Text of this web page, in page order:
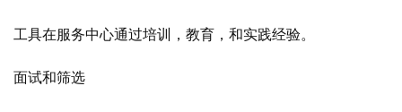
工具在服务中心通过培训，教育，和实践经验。
面试和筛选